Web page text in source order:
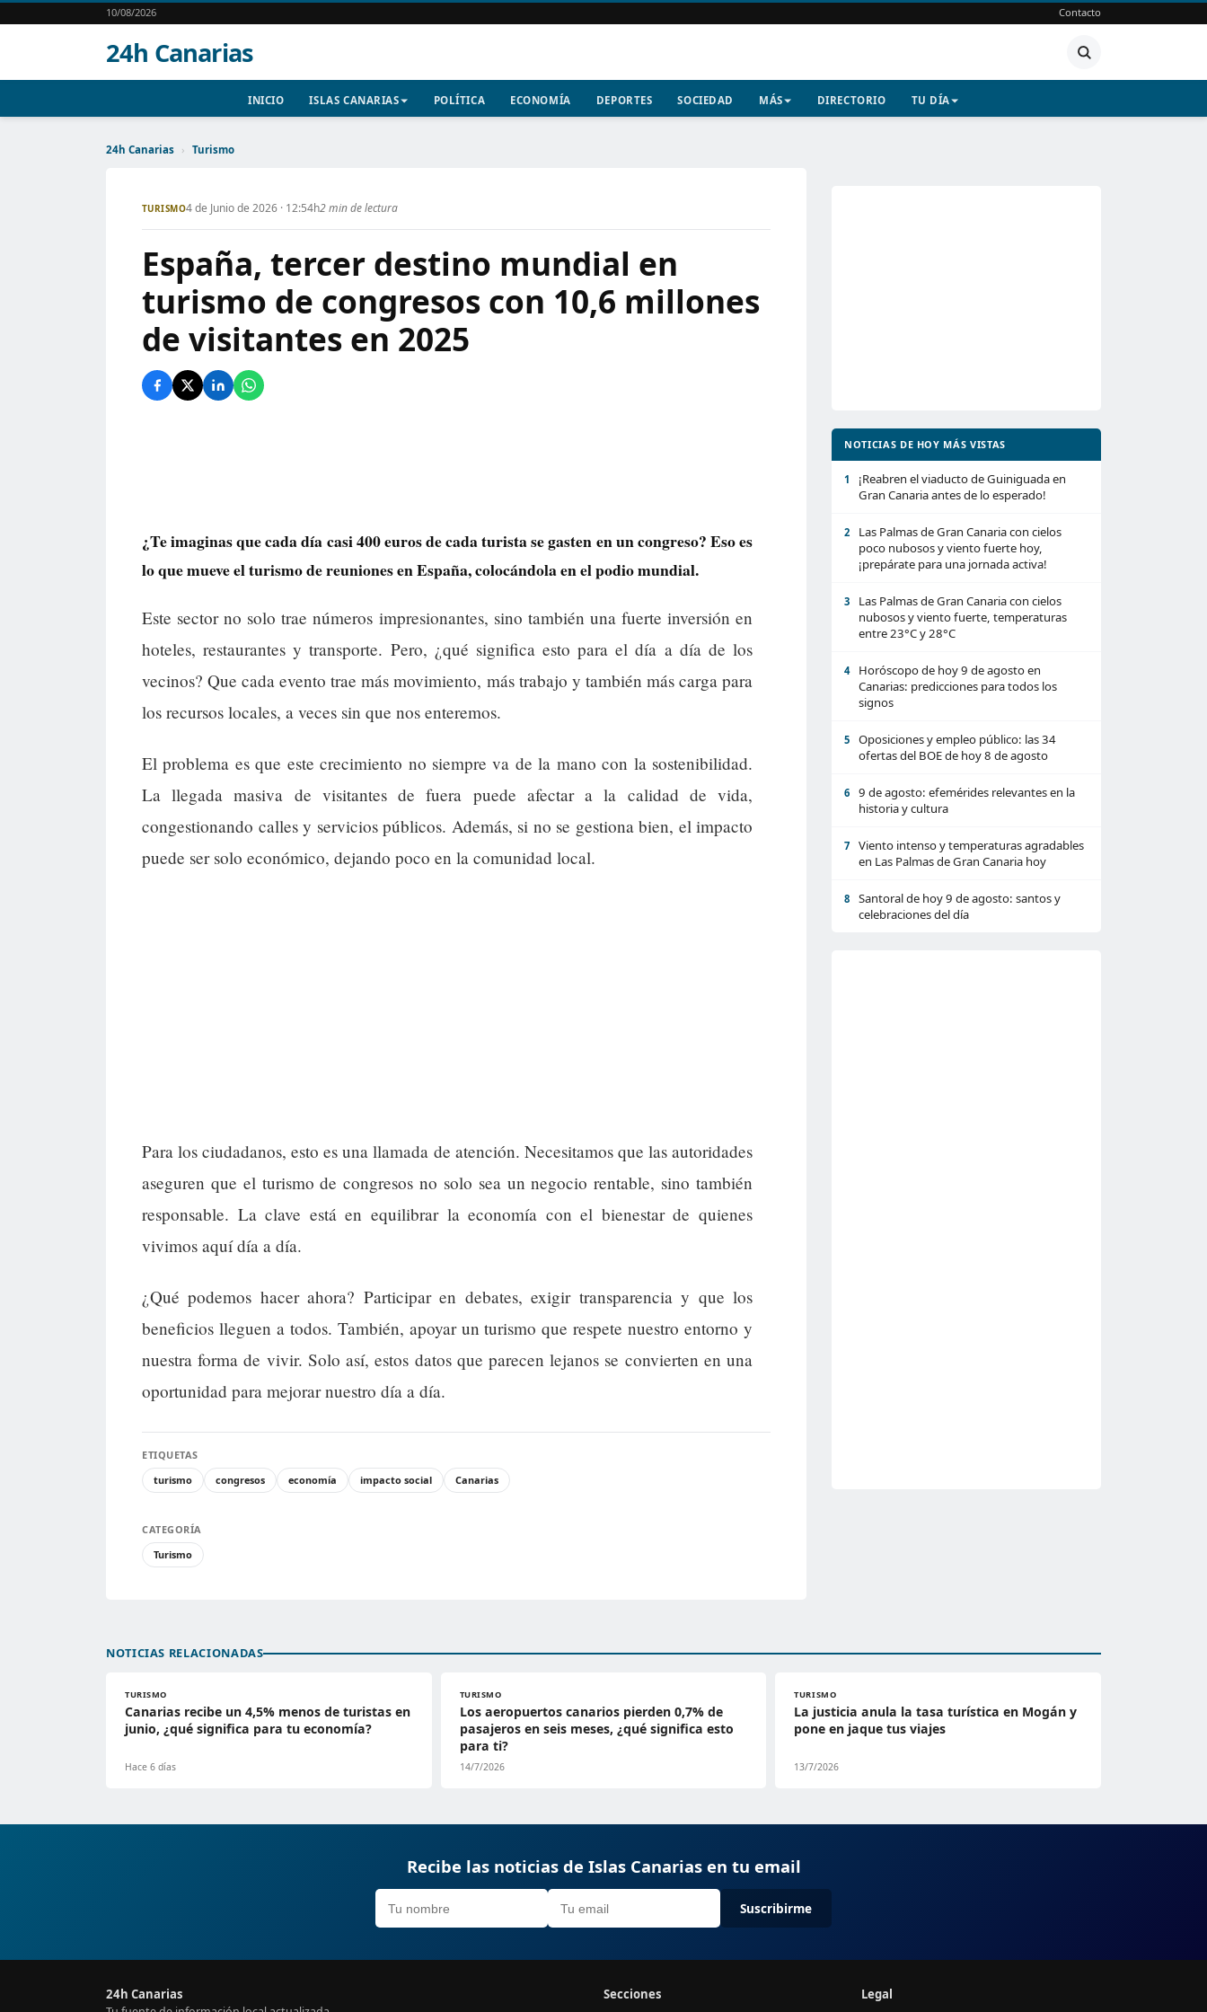
10/08/2026 Contacto
24h Canarias
INICIO ISLAS CANARIAS POLÍTICA ECONOMÍA DEPORTES SOCIEDAD MÁS DIRECTORIO TU DÍA
24h Canarias › Turismo
TURISMO4 de Junio de 2026 · 12:54h2 min de lectura
España, tercer destino mundial en
turismo de congresos con 10,6 millones
de visitantes en 2025
¿Te imaginas que cada día casi 400 euros de cada turista se gasten en un congreso? Eso es
lo que mueve el turismo de reuniones en España, colocándola en el podio mundial.
Este sector no solo trae números impresionantes, sino también una fuerte inversión en
hoteles, restaurantes y transporte. Pero, ¿qué significa esto para el día a día de los
vecinos? Que cada evento trae más movimiento, más trabajo y también más carga para
los recursos locales, a veces sin que nos enteremos.
El problema es que este crecimiento no siempre va de la mano con la sostenibilidad.
La llegada masiva de visitantes de fuera puede afectar a la calidad de vida,
congestionando calles y servicios públicos. Además, si no se gestiona bien, el impacto
puede ser solo económico, dejando poco en la comunidad local.
Para los ciudadanos, esto es una llamada de atención. Necesitamos que las autoridades
aseguren que el turismo de congresos no solo sea un negocio rentable, sino también
responsable. La clave está en equilibrar la economía con el bienestar de quienes
vivimos aquí día a día.
¿Qué podemos hacer ahora? Participar en debates, exigir transparencia y que los
beneficios lleguen a todos. También, apoyar un turismo que respete nuestro entorno y
nuestra forma de vivir. Solo así, estos datos que parecen lejanos se convierten en una
oportunidad para mejorar nuestro día a día.
ETIQUETAS
turismo
congresos economía impacto social Canarias
CATEGORÍA
Turismo
NOTICIAS DE HOY MÁS VISTAS
1
¡Reabren el viaducto de Guiniguada en
Gran Canaria antes de lo esperado!
2
Las Palmas de Gran Canaria con cielos
poco nubosos y viento fuerte hoy,
¡prepárate para una jornada activa!
3
Las Palmas de Gran Canaria con cielos
nubosos y viento fuerte, temperaturas
entre 23°C y 28°C
4
Horóscopo de hoy 9 de agosto en
Canarias: predicciones para todos los
signos
5
Oposiciones y empleo público: las 34
ofertas del BOE de hoy 8 de agosto
6
9 de agosto: efemérides relevantes en la
historia y cultura
7
Viento intenso y temperaturas agradables
en Las Palmas de Gran Canaria hoy
8
Santoral de hoy 9 de agosto: santos y
celebraciones del día
NOTICIAS RELACIONADAS
TURISMO
Canarias recibe un 4,5% menos de turistas en
junio, ¿qué significa para tu economía?
Hace 6 días
TURISMO
Los aeropuertos canarios pierden 0,7% de
pasajeros en seis meses, ¿qué significa esto
para ti?
14/7/2026
TURISMO
La justicia anula la tasa turística en Mogán y
pone en jaque tus viajes
13/7/2026
Recibe las noticias de Islas Canarias en tu email
Suscribirme
24h Canarias Secciones Legal